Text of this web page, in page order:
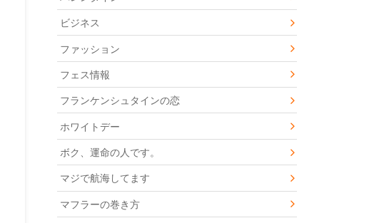
ビジネス
ファッション
フェス情報
フランケンシュタインの恋
ホワイトデー
ボク、運命の人です。
マジで航海してます
マフラーの巻き方